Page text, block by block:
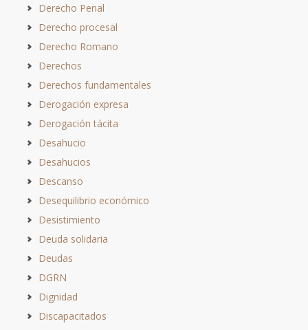
Derecho Penal
Derecho procesal
Derecho Romano
Derechos
Derechos fundamentales
Derogación expresa
Derogación tácita
Desahucio
Desahucios
Descanso
Desequilibrio económico
Desistimiento
Deuda solidaria
Deudas
DGRN
Dignidad
Discapacitados